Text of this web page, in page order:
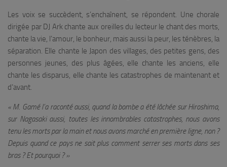
Les voix se succèdent, s’enchaînent, se répondent. Une chorale
dirigée par DJ Ark chante aux oreilles du lecteur le chant des morts,
chante la vie, l’amour, le bonheur, mais aussi la peur, les ténèbres, la
séparation. Elle chante le Japon des villages, des petites gens, des
personnes jeunes, des plus âgées, elle chante les anciens, elle
chante les disparus, elle chante les catastrophes de maintenant et
d’avant.
« M. Gamé l’a raconté aussi, quand la bombe a été lâchée sur Hiroshima,
sur Nagasaki aussi, toutes les innombrables catastrophes, nous avons
tenu les morts par la main et nous avons marché en première ligne, non ?
Depuis quand ce pays ne sait plus comment serrer ses morts dans ses
bras ? Et pourquoi ? »